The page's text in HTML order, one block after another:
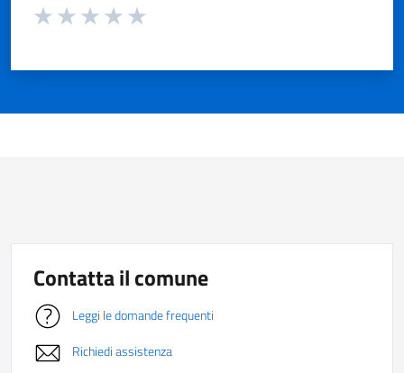
Valuta da 1 a 5 stelle la pagina
Contatta il comune
Leggi le domande frequenti
Richiedi assistenza